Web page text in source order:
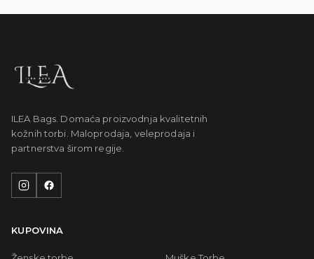
ILEA Bags. Domaća proizvodnja kvalitetnih
kožnih torbi. Maloprodaja, veleprodaja i
partnerstva širom regije.
KUPOVINA